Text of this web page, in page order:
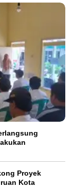
Proyek
Kota